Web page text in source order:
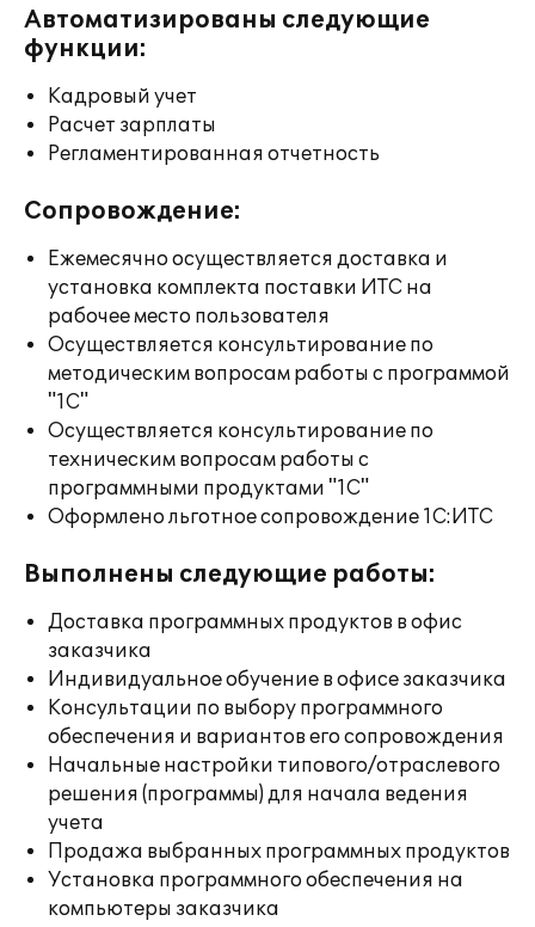
Автоматизированы следующие
функции:
Кадровый учет
Расчет зарплаты
Регламентированная отчетность
Сопровождение:
Ежемесячно осуществляется доставка и
установка комплекта поставки ИТС на
рабочее место пользователя
Осуществляется консультирование по
методическим вопросам работы с программой
"1С"
Осуществляется консультирование по
техническим вопросам работы с
программными продуктами "1С"
Оформлено льготное сопровождение 1С:ИТС
Выполнены следующие работы:
Доставка программных продуктов в офис
заказчика
Индивидуальное обучение в офисе заказчика
Консультации по выбору программного
обеспечения и вариантов его сопровождения
Начальные настройки типового/отраслевого
решения (программы) для начала ведения
учета
Продажа выбранных программных продуктов
Установка программного обеспечения на
компьютеры заказчика